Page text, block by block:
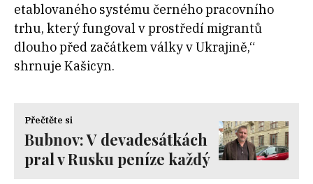
etablovaného systému černého pracovního
trhu, který fungoval v prostředí migrantů
dlouho před začátkem války v Ukrajině,“
shrnuje Kašicyn.
Přečtěte si
Bubnov: V devadesátkách
pral v Rusku peníze každý